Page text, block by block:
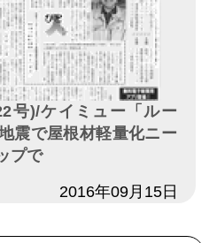
号)/ケイミュー「ルー
震で屋根材軽量化ニー
プで
2016年09月15日